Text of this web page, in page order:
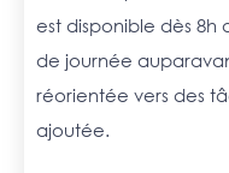
est disponible dès 8h
de journée
réorientée vers des
ajoutée.